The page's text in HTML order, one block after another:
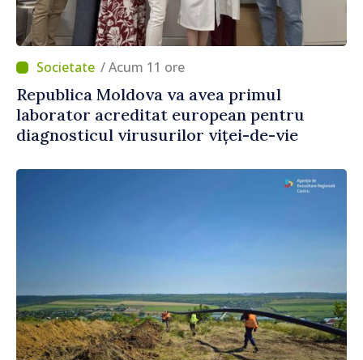
/ Acum 11 ore
Republica Moldova va avea primul
laborator acreditat european pentru
diagnosticul virusurilor viței-de-vie